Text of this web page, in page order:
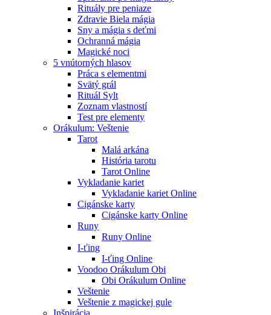
Rituály pre peniaze
Zdravie Biela mágia
Sny a mágia s deťmi
Ochranná mágia
Magické noci
5 vnútorných hlasov
Práca s elementmi
Svätý grál
Rituál Sylt
Zoznam vlastností
Test pre elementy
Orákulum: Veštenie
Tarot
Malá arkána
História tarotu
Tarot Online
Vykladanie kariet
Vykladanie kariet Online
Cigánske karty
Cigánske karty Online
Runy
Runy Online
I-ťing
I-ťing Online
Voodoo Orákulum Obi
Obi Orákulum Online
Veštenie
Veštenie z magickej gule
Inšpirácia